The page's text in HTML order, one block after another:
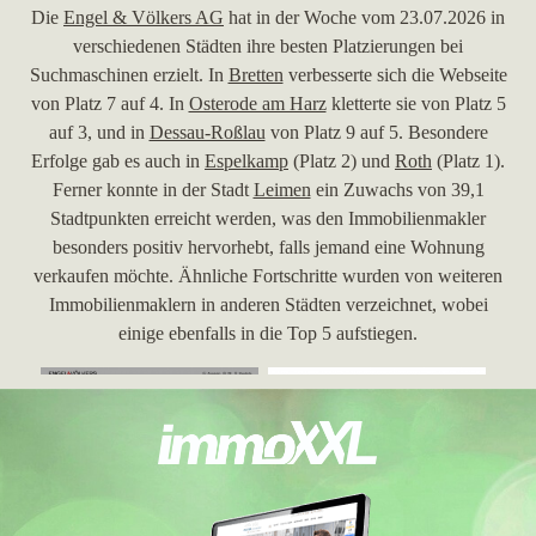
Die Engel & Völkers AG hat in der Woche vom 23.07.2026 in
verschiedenen Städten ihre besten Platzierungen bei
Suchmaschinen erzielt. In Bretten verbesserte sich die Webseite
von Platz 7 auf 4. In Osterode am Harzkletterte sie von Platz 5
auf 3, und in Dessau-Roßlau von Platz 9 auf 5. Besondere
Erfolge gab es auch in Espelkamp (Platz 2) und Roth (Platz 1).
Ferner konnte in der Stadt Leimen ein Zuwachs von 39,1
Stadtpunkten erreicht werden, was den Immobilienmakler
besonders positiv hervorhebt, falls jemand eine Wohnung
verkaufen möchte. Ähnliche Fortschritte wurden von weiteren
Immobilienmaklern in anderen Städten verzeichnet, wobei
einige ebenfalls in die Top 5 aufstiegen.